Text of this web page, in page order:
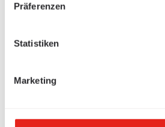
Präferenzen
Statistiken
Marketing